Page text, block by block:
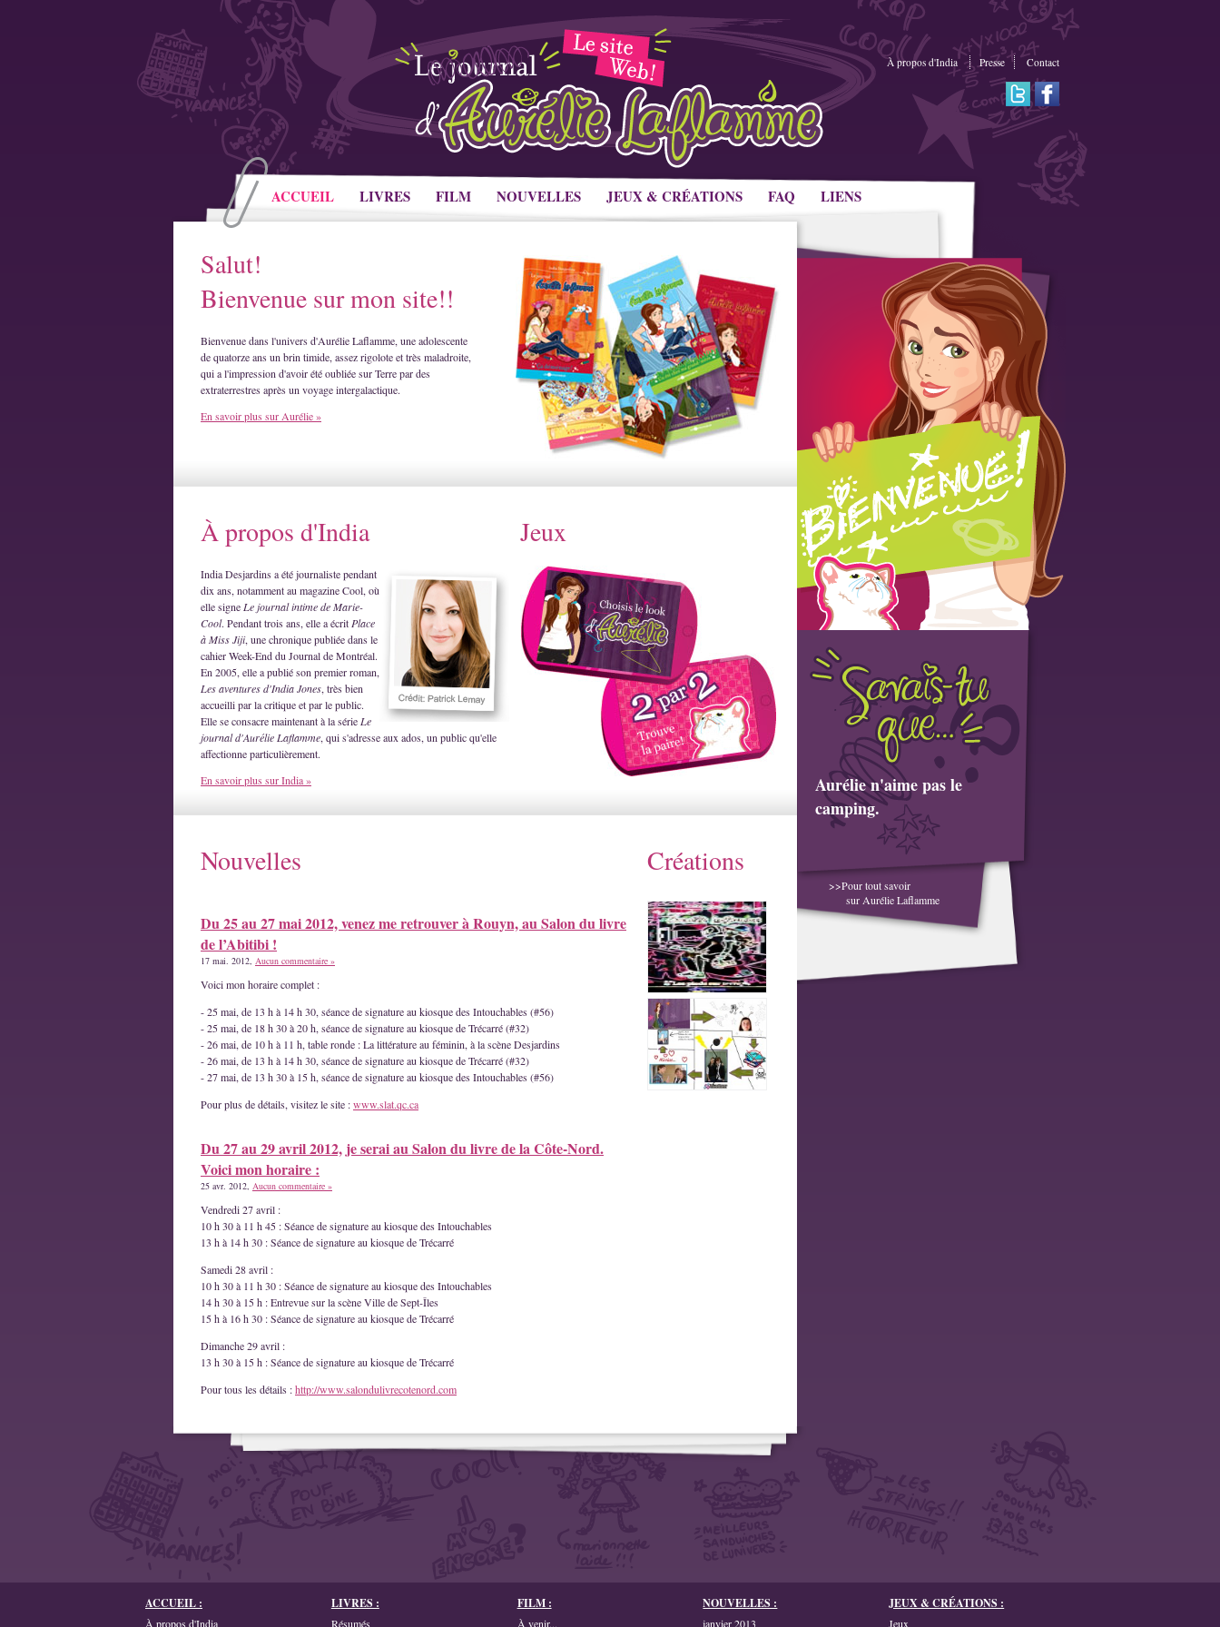
ACCUEIL LIVRES FILM NOUVELLES JEUX & CRÉATIONS FAQ LIENS
À propos d'India Presse Contact
Salut!
Bienvenue sur mon site!!
Bienvenue dans l'univers d'Aurélie Laflamme, une adolescente
de quatorze ans un brin timide, assez rigolote et très maladroite,
qui a l'impression d'avoir été oubliée sur Terre par des
extraterrestres après un voyage intergalactique.
En savoir plus sur Aurélie »
À propos d'India
India Desjardins a été journaliste pendant
dix ans, notamment au magazine Cool, où
elle signe Le journal intime de Marie-
Cool. Pendant trois ans, elle a écrit Place
à Miss Jiji, une chronique publiée dans le
cahier Week-End du Journal de Montréal.
En 2005, elle a publié son premier roman,
Les aventures d'India Jones, très bien
accueilli par la critique et par le public.
Elle se consacre maintenant à la série Le
journal d'Aurélie Laflamme, qui s'adresse aux ados, un public qu'elle
affectionne particulièrement.
En savoir plus sur India »
Jeux
Nouvelles
Du 25 au 27 mai 2012, venez me retrouver à Rouyn, au Salon du livre
de l’Abitibi !
17 mai. 2012, Aucun commentaire »
Voici mon horaire complet :
- 25 mai, de 13 h à 14 h 30, séance de signature au kiosque des Intouchables (#56)
- 25 mai, de 18 h 30 à 20 h, séance de signature au kiosque de Trécarré (#32)
- 26 mai, de 10 h à 11 h, table ronde : La littérature au féminin, à la scène Desjardins
- 26 mai, de 13 h à 14 h 30, séance de signature au kiosque de Trécarré (#32)
- 27 mai, de 13 h 30 à 15 h, séance de signature au kiosque des Intouchables (#56)
Pour plus de détails, visitez le site :www.slat.qc.ca
Du 27 au 29 avril 2012, je serai au Salon du livre de la Côte-Nord.
Voici mon horaire :
25 avr. 2012, Aucun commentaire »
Vendredi 27 avril :
10 h 30 à 11 h 45 : Séance de signature au kiosque des Intouchables
13 h à 14 h 30 : Séance de signature au kiosque de Trécarré
Samedi 28 avril :
10 h 30 à 11 h 30 : Séance de signature au kiosque des Intouchables
14 h 30 à 15 h : Entrevue sur la scène Ville de Sept-Îles
15 h à 16 h 30 : Séance de signature au kiosque de Trécarré
Dimanche 29 avril :
13 h 30 à 15 h : Séance de signature au kiosque de Trécarré
Pour tous les détails :http://www.salondulivrecotenord.com
Créations
Aurélie n'aime pas le
camping.
>>Pour tout savoir
sur Aurélie Laflamme
ACCUEIL :
À propos d'India
LIVRES :
Résumés
FILM :
À venir...
NOUVELLES :
janvier 2013
JEUX & CRÉATIONS :
Jeux